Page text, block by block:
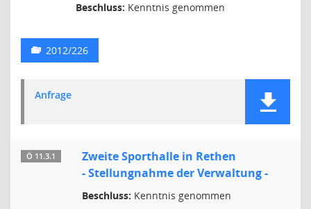
Beschluss: Kenntnis genommen
2012/226
Anfrage
Ö 11.3.1
Zweite Sporthalle in Rethen
- Stellungnahme der Verwaltung -
Beschluss: Kenntnis genommen